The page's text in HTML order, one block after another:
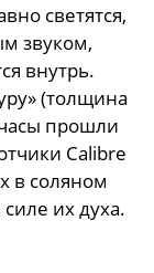
светятся,
звуком,
внутрь.
(толщина
прошли
Calibre
в соляном
их духа.